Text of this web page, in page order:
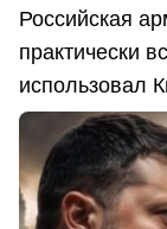
Российская
практически
использовал